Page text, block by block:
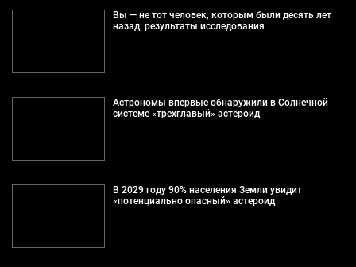
Вы — не тот человек, которым были десять лет
назад: результаты исследования
Астрономы впервые обнаружили в Солнечной
системе «трехглавый» астероид
В 2029 году 90% населения Земли увидит
«потенциально опасный» астероид